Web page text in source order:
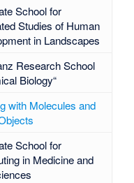
School for
Studies of Human
in Landscapes
Research School
Biology“
with Molecules and
School for
in Medicine and